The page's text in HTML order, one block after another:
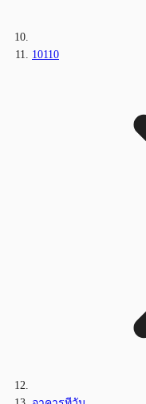
10110